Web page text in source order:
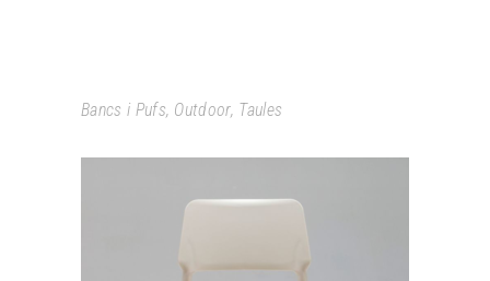
Bancs i Pufs, Outdoor, Taules